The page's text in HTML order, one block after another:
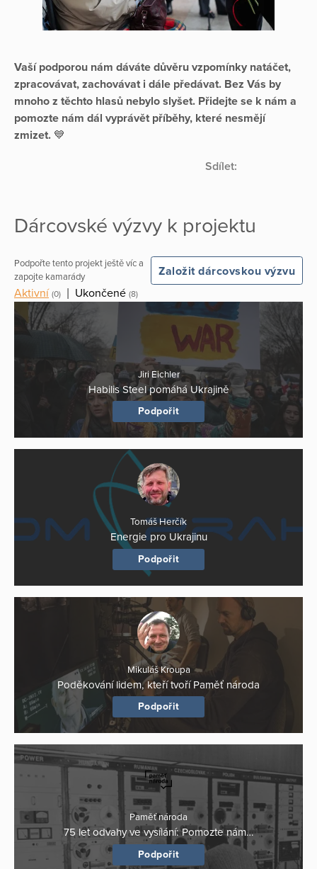
Vaší podporou nám dáváte důvěru vzpomínky natáčet,
zpracovávat, zachovávat i dále předávat. Bez Vás by
mnoho z těchto hlasů nebylo slyšet. Přidejte se k nám a
pomozte nám dál vyprávět příběhy, které nesmějí
zmizet. 💙
Sdílet:
Dárcovské výzvy k projektu
Podpořte tento projekt ještě víc a
zapojte kamarády
Založit dárcovskou výzvu
Aktivní (0) | Ukončené (8)
Jiri Eichler
Habilis Steel pomáhá Ukrajině
Podpořit
Tomáš Herčík
Energie pro Ukrajinu
Podpořit
Mikuláš Kroupa
Poděkování lidem, kteří tvoří Paměť národa
Podpořit
Paměť národa
75 let odvahy ve vysílání: Pomozte nám…
Podpořit